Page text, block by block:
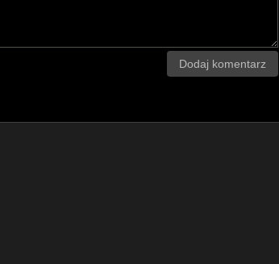
Dodaj komentarz